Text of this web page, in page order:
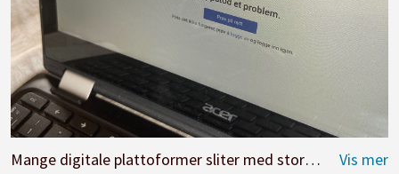
Mange digitale plattoformer sliter med stor pågang i dag.